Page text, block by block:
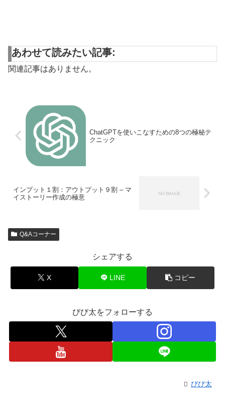
あわせて読みたい記事:
関連記事はありません。
ChatGPTを使いこなすための8つの極秘テ
クニック
インプット１割：アウトプット９割 – マ
イストーリー作成の極意
Q&Aコーナー
シェアする
X LINE コピー
びび太をフォローする
びび太